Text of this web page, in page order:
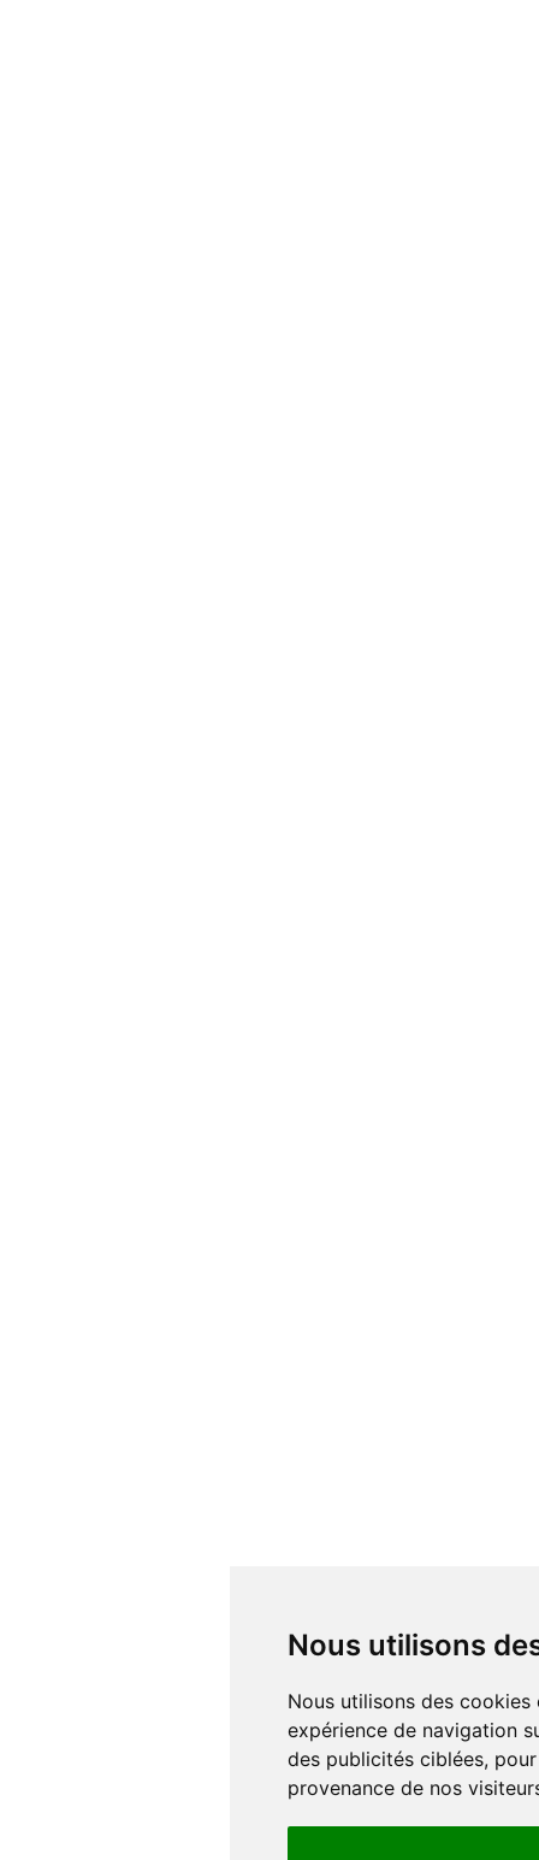
Nous utilisons
Nous utilisons des cookies et d'autres technologies de suivi pour améliorer votre
expérience de navigation
des publicités ciblées,
provenance de nos